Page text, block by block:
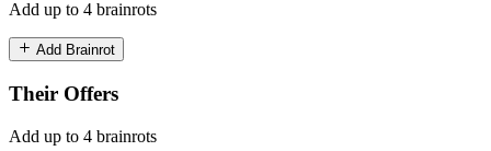
Add up to 4 brainrots
Add Brainrot
Their Offers
Add up to 4 brainrots